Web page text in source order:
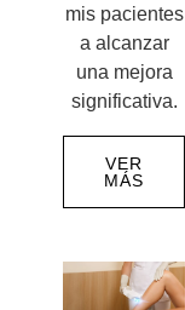
mis pacientes
a alcanzar
una mejora
significativa.
VER
MÁS